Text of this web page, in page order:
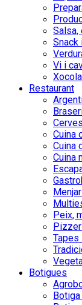
Salsa,
Snack
Vi i
Restaurant
Cuina
Cuina
Cuina
Peix,
Tapes
Botigues